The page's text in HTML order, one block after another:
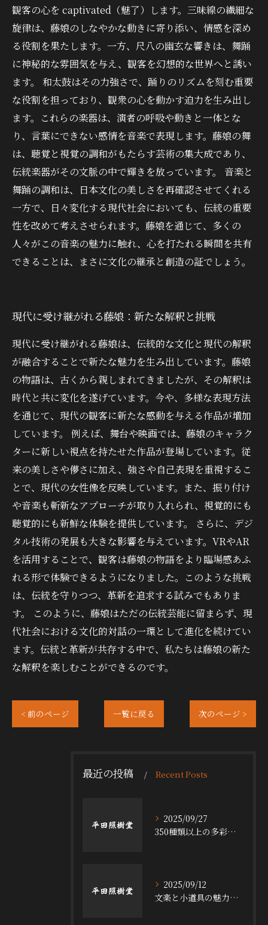
観客の心を captivated（魅了）します。三味線の繊細な
旋律は、藤娘のしなやかな動きに寄り添い、情感を深め
る役割を果たします。一方、尺八の幽玄な響きは、舞踊
に神秘的な雰囲気を与え、観客を幻想的な世界へと誘い
ます。 和太鼓はその力強さで、踊りのリズムを刻む重要
な役割を担っており、観衆の心を動かす迫力を生み出し
ます。これらの楽器は、演者の呼吸や動きと一体とな
り、言葉にできない感情を音楽で表現します。藤娘の舞
は、聴覚と視覚の調和がもたらす芸術の集大成であり、
伝統楽器がその文脈の中で輝きを放っています。 音楽と
舞踊の調和は、日本文化の美しさを再確認させてくれる
一方で、日々変化する現代社会においても、伝統の重要
性を改めて考えさせられます。藤娘を通じて、多くの
人々がこの音楽の魅力に触れ、心を打たれる瞬間を共有
できることは、まさに文化の継承と創造の証でしょう。
現代に受け継がれる藤娘：新たな解釈と挑戦
現代に受け継がれる藤娘は、伝統的な文化と現代の解釈
が融合することで新たな魅力を生み出しています。藤娘
の物語は、古くから親しまれてきましたが、その解釈は
時代と共に変化を遂げています。今や、多様な表現方法
を通じて、現代の観客に新たな感動を与える作品が増加
しています。 例えば、舞台や映画では、藤娘のキャラク
ターに新しい視点を持たせた作品が登場しています。従
来の美しさや儚さに加え、強さや自己表現を重視するこ
とで、現代の女性像を反映しています。また、振り付け
や音楽も斬新なアプローチが取り入れられ、視覚的にも
聴覚的にも新鮮な体験を提供しています。 さらに、デジ
タル技術の発展も大きな影響を与えています。VRやAR
を活用することで、観客は藤娘の物語をより臨場感あふ
れる形で体験できるようになりました。このような挑戦
は、伝統を守りつつ、革新を追求する試みでもありま
す。 このように、藤娘はただの伝統芸能に留まらず、現
代社会における文化的対話の一環として進化を続けてい
ます。伝統と革新が共存する中で、私たちは藤娘の新た
な解釈を楽しむことができるのです。
< 前のページ 一覧に戻る 次のページ >
最近の投稿 Recent Posts
2025/09/27
350種類以上の多彩な舞台小道具の魅力
2025/09/12
文楽と小道具の魅力探求